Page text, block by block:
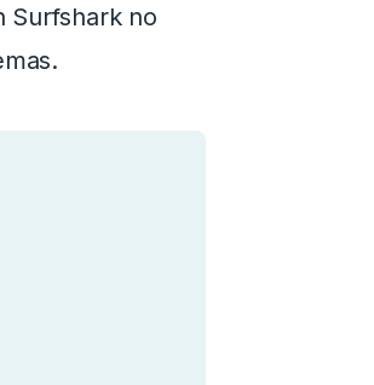
Surfshark no